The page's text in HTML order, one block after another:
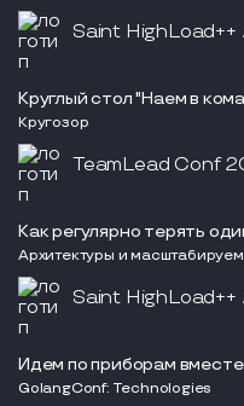
Saint
Круглый стол "Наем в
Кругозор
TeamLead Conf
Как регулярно терять
Архитектуры и
Saint
Идем по приборам вместе
GolangConf: Technologies